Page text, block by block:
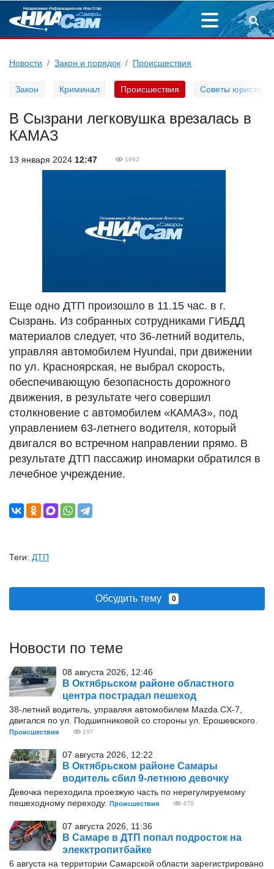
Новости Закон и порядок Происшествия
Закон Криминал Происшествия Советы юриста
В Сызрани легковушка врезалась в
КАМАЗ
13 января 2024 12:47 1992
Еще одно ДТП произошло в 11.15 час. в г.
Сызрань. Из собранных сотрудниками ГИБДД
материалов следует, что 36-летний водитель,
управляя автомобилем Hyundai, при движении
по ул. Красноярская, не выбрал скорость,
обеспечивающую безопасность дорожного
движения, в результате чего совершил
столкновение с автомобилем «КАМАЗ», под
управлением 63-летнего водителя, который
двигался во встречном направлении прямо. В
результате ДТП пассажир иномарки обратился в
лечебное учреждение.
Теги: ДТП
Обсудить тему 0
Новости по теме
08 августа 2026, 12:46
В Октябрьском районе областного
центра пострадал пешеход
38-летний водитель, управляя автомобилем Mazda CX-7,
двигался по ул. Подшипниковой со стороны ул. Ерошевского.
Происшествия 197
07 августа 2026, 12:22
В Октябрьском районе Самары
водитель сбил 9-летнюю девочку
Девочка переходила проезжую часть по нерегулируемому
пешеходному переходу. Происшествия 476
07 августа 2026, 11:36
В Самаре в ДТП попал подросток на
элекктропитбайке
6 августа на территории Самарской области зарегистрировано